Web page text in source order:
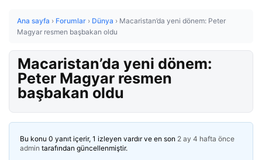
Ana sayfa › Forumlar › Dünya › Macaristan’da yeni dönem: Peter
Magyar resmen başbakan oldu
Macaristan’da yeni dönem:
Peter Magyar resmen
başbakan oldu
Bu konu 0 yanıt içerir, 1 izleyen vardır ve en son 2 ay 4 hafta önce
admin tarafından güncellenmiştir.